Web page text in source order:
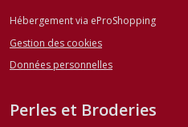
Hébergement via eProShopping
Gestion des cookies
Données personnelles
Perles et Broderies